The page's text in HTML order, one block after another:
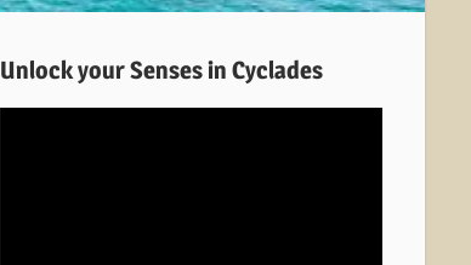
Unlock your Senses in Cyclades